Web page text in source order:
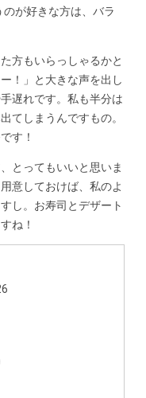
が好きな方は、バラ
方もいらっしゃるかと
！」と大きな声を出し
遅れです。私も半分は
てしまうんですもの。
す！
とってもいいと思いま
意しておけば、私のよ
し。お寿司とデザート
ね！